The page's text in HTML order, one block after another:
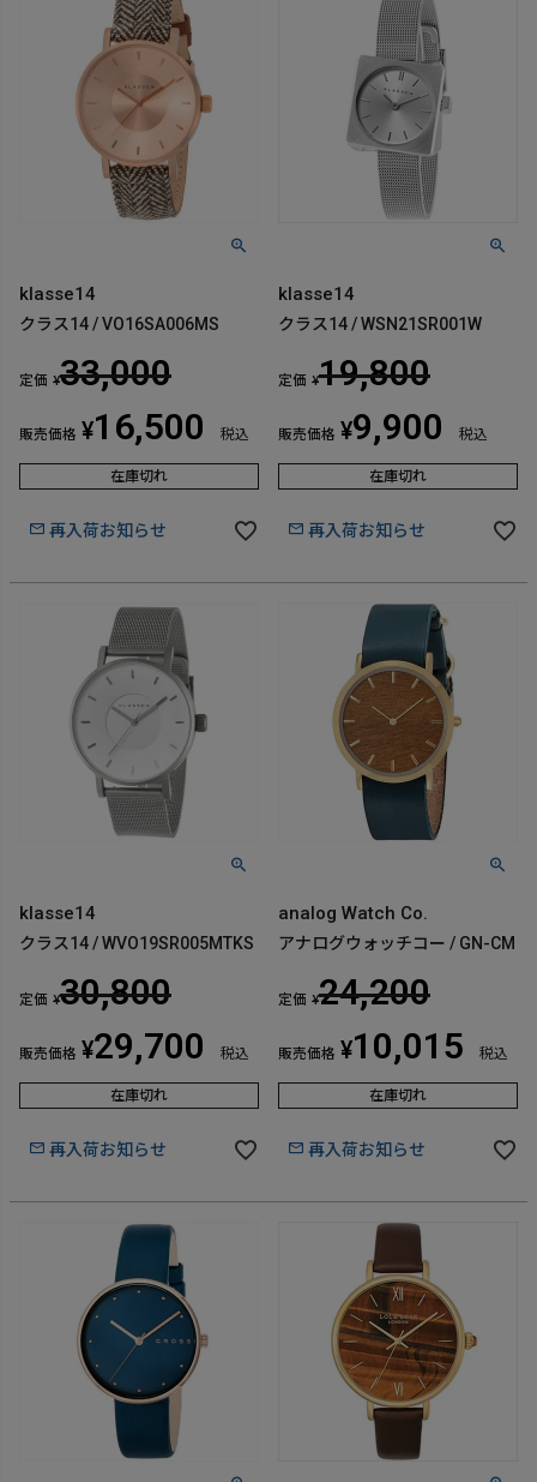
klasse14
クラス14 / VO16SA006MS
定価 ¥33,000
販売価格 ¥16,500 税込
在庫切れ
再入荷お知らせ
klasse14
クラス14 / WSN21SR001W
定価 ¥19,800
販売価格 ¥9,900 税込
在庫切れ
再入荷お知らせ
klasse14
クラス14 / WVO19SR005MTKS
定価 ¥30,800
販売価格 ¥29,700 税込
在庫切れ
再入荷お知らせ
analog Watch Co.
アナログウォッチコー / GN-CM
定価 ¥24,200
販売価格 ¥10,015 税込
在庫切れ
再入荷お知らせ